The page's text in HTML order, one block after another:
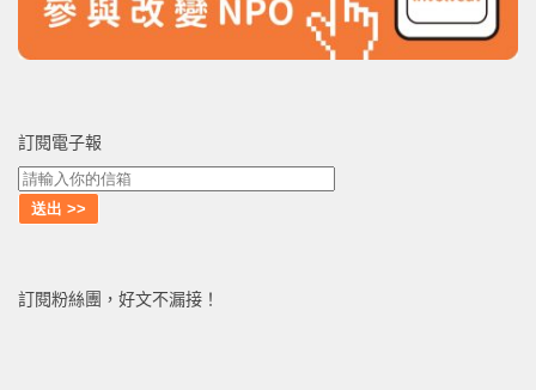
訂閱電子報
訂閱粉絲團，好文不漏接！